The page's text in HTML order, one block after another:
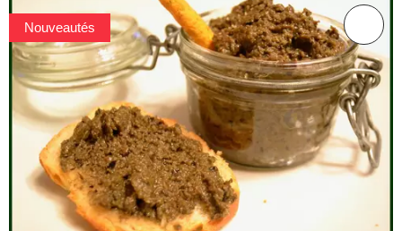
Nouveautés